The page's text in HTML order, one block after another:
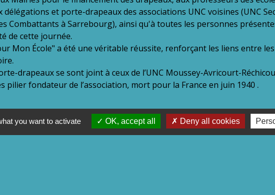
et porte-drapeaux des associations UNC voisines (UNC
Combattants à Sarrebourg), ainsi qu'à toutes les personnes
de cette journée.
Mon École" a été une véritable réussite, renforçant les liens entre
drapeaux se sont joint à ceux de l’UNC Moussey-Avricourt-
pilier fondateur de l’association, mort pour la France en juin 1940 .
you want to activate OK, accept all Deny all cookies